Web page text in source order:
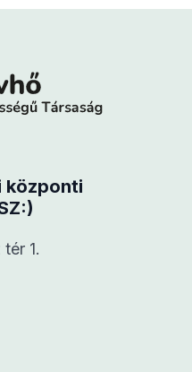
központi
1.